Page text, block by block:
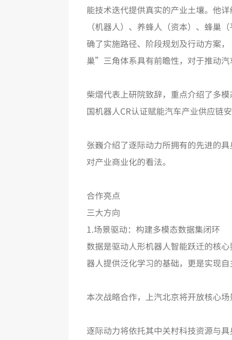
能技术迭代提供真实的产业土壤。他
（机器人）、养蜂人（资本）、蜂
确了实施路径、阶段规划及行动方案
巢”三角体系具有前瞻性，对于推动汽
柴熠代表上研院致辞，重点介绍了多
国机器人CR认证赋能汽车产业供应链安
张巍介绍了逐际动力所拥有的先进的
对产业商业化的看法。
合作亮点
三大方向
1.场景驱动：构建多模态数据集闭环
数据是驱动人形机器人智能跃迁的核
器人提供泛化学习的基础，更是实现自
本次战略合作，上汽北京将开放核心
逐际动力将依托其中关村科技资源与